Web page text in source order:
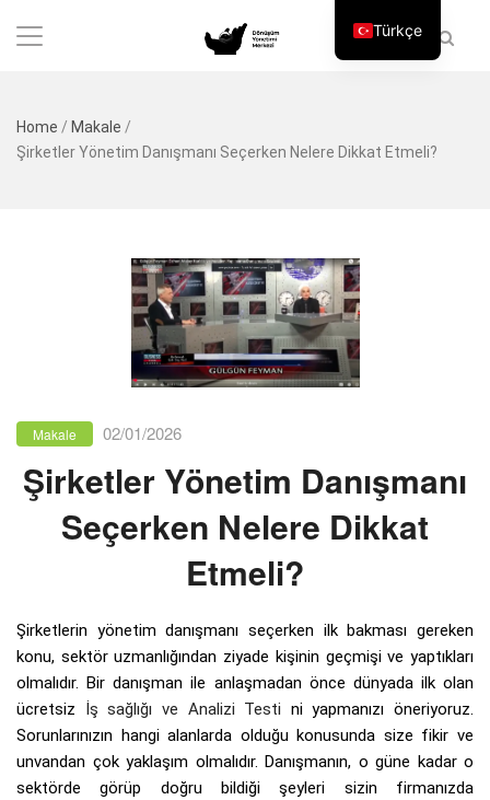
Home / Makale /
Şirketler Yönetim Danışmanı Seçerken Nelere Dikkat Etmeli?
Makale 02/01/2026
Şirketler Yönetim Danışmanı
Seçerken Nelere Dikkat
Etmeli?
Şirketlerin yönetim danışmanı seçerken ilk bakması gereken
konu, sektör uzmanlığından ziyade kişinin geçmişi ve yaptıkları
olmalıdır. Bir danışman ile anlaşmadan önce dünyada ilk olan
ücretsiz İş sağlığı ve Analizi Testi ni yapmanızı öneriyoruz.
Sorunlarınızın hangi alanlarda olduğu konusunda size fikir ve
unvandan çok yaklaşım olmalıdır. Danışmanın, o güne kadar o
sektörde görüp doğru bildiği şeyleri sizin firmanızda
Türkçe